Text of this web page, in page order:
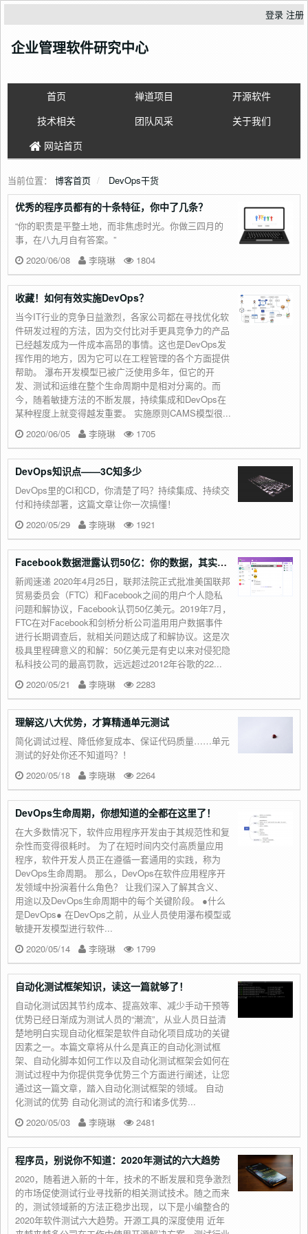
登录 注册
企业管理软件研究中心
首页 禅道项目
开源软件
技术相关
团队风采
关于我们
网站首页
当前位置： 博客首页 DevOps干货
优秀的程序员都有的十条特征，你中了几条？
“你的职责是平整土地，而非焦虑时光。你做三四月的
事，在八九月自有答案。”
2020/06/08
李晓琳 1804
收藏！如何有效实施DevOps？
当今IT行业的竞争日益激烈，各家公司都在寻找优化软
件研发过程的方法，因为交付比对手更具竞争力的产品
已经越发成为一件成本高昂的事情。这也是DevOps发
挥作用的地方，因为它可以在工程管理的各个方面提供
帮助。 瀑布开发模型已被广泛使用多年，但它的开
发、测试和运维在整个生命周期中是相对分离的。而
今，随着敏捷方法的不断发展，持续集成和DevOps在
某种程度上就变得越发重要。 实施原则CAMS模型很...
2020/06/05
李晓琳 1705
DevOps知识点——3C知多少
DevOps里的CI和CD，你清楚了吗？持续集成、持续交
付和持续部署，这篇文章让你一次搞懂！
2020/05/29
李晓琳 1921
Facebook数据泄露认罚50亿：你的数据，其实无价
新闻速递 2020年4月25日，联邦法院正式批准美国联邦
贸易委员会（FTC）和Facebook之间的用户个人隐私
问题和解协议，Facebook认罚50亿美元。2019年7月，
FTC在对Facebook和剑桥分析公司滥用用户数据事件
进行长期调查后，就相关问题达成了和解协议。这是次
极具里程碑意义的和解：50亿美元是有史以来对侵犯隐
私科技公司的最高罚款，远远超过2012年谷歌的22...
2020/05/21
李晓琳 2283
理解这八大优势，才算精通单元测试
简化调试过程、降低修复成本、保证代码质量……单元
测试的好处你还不知道吗？！
2020/05/18
李晓琳 2264
DevOps生命周期，你想知道的全都在这里了！
在大多数情况下，软件应用程序开发由于其规范性和复
杂性而变得很耗时。 为了在短时间内交付高质量应用
程序，软件开发人员正在遵循一套通用的实践，称为
DevOps生命周期。 那么，DevOps在软件应用程序开
发领域中扮演着什么角色？ 让我们深入了解其含义、
用途以及DevOps生命周期中的每个关键阶段。 ●什么
是DevOps● 在DevOps之前，从业人员使用瀑布模型或
敏捷开发模型进行软件...
2020/05/14
李晓琳 1799
自动化测试框架知识，读这一篇就够了！
自动化测试因其节约成本、提高效率、减少手动干预等
优势已经日渐成为测试人员的“潮流”，从业人员日益清
楚地明白实现自动化框架是软件自动化项目成功的关键
因素之一。本篇文章将从什么是真正的自动化测试框
架、自动化脚本如何工作以及自动化测试框架会如何在
测试过程中为你提供竞争优势三个方面进行阐述，让您
通过这一篇文章，踏入自动化测试框架的领域。 自动
化测试的优势 自动化测试的流行和诸多优势...
2020/05/03
李晓琳 2481
程序员，别说你不知道：2020年测试的六大趋势
2020，随着进入新的十年，技术的不断发展和竞争激烈
的市场促使测试行业寻找新的相关测试技术。随之而来
的，测试领域新的方法正稳步出现，以下是小编整合的
2020年软件测试六大趋势。开源工具的深度使用 近年